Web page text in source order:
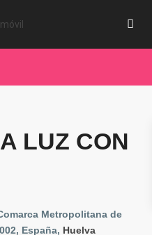
LUZ CON
Metropolitana de
España, Huelva